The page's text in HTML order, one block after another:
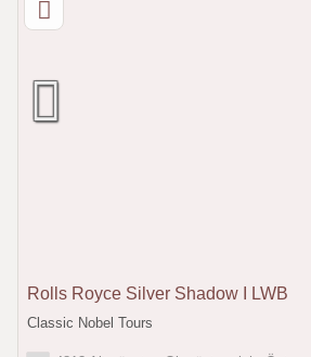
Rolls Royce Silver Shadow I LWB
Classic Nobel Tours